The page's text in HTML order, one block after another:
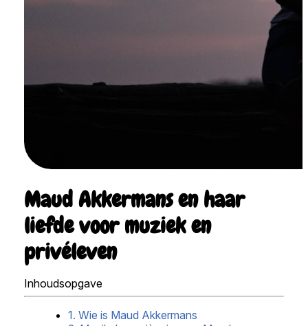
Maud Akkermans en haar
liefde voor muziek en
privéleven
Inhoudsopgave
1. Wie is Maud Akkermans